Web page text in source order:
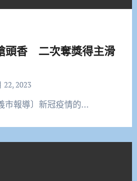
頭香 二次奪獎得主滑
22, 2023
義市報導〕新冠疫情的…